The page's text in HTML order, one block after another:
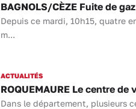
BAGNOLS/CÈZE Fuite de
Depuis ce mardi, 10h15, quatre
m...
ACTUALITÉS
ROQUEMAURE Le centre
Dans le département, plusieurs